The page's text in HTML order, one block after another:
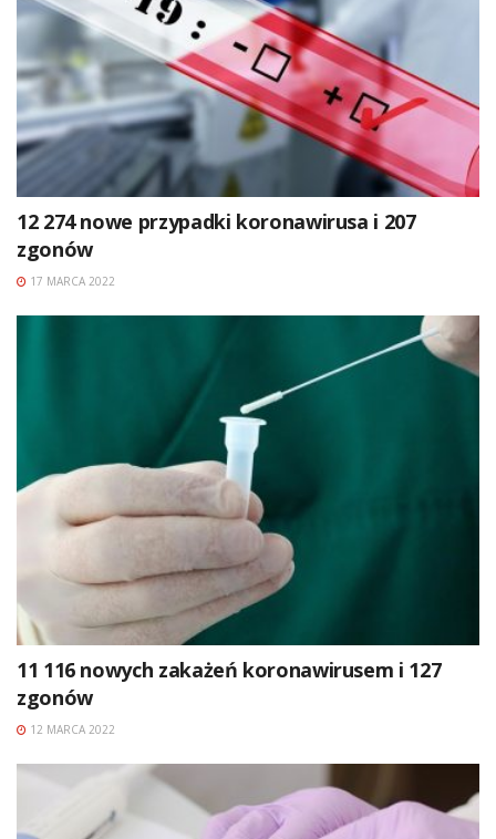
12 274 nowe przypadki koronawirusa i 207
zgonów
17 MARCA 2022
11 116 nowych zakażeń koronawirusem i 127
zgonów
12 MARCA 2022